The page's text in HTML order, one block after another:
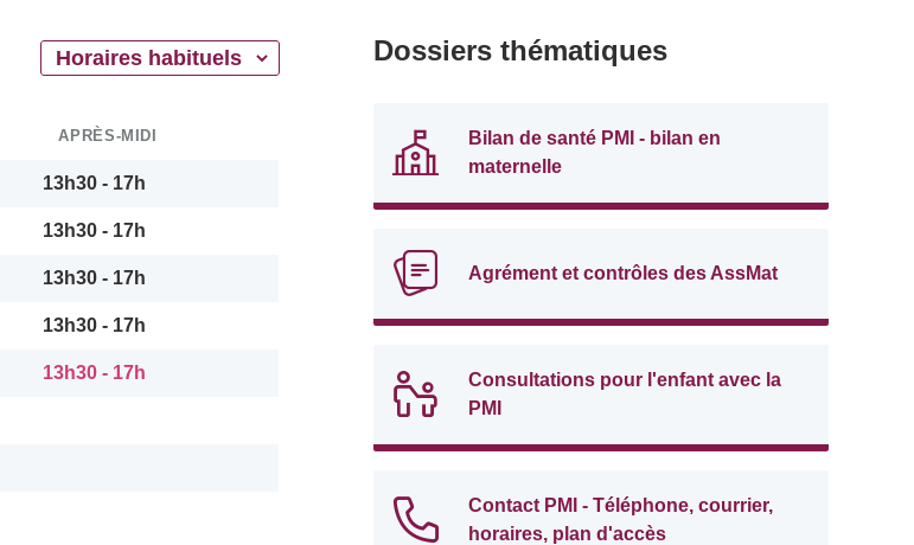
APRÈS-MIDI
13h30 - 17h
13h30 - 17h
13h30 - 17h
13h30 - 17h
13h30 - 17h
Dossiers thématiques
Bilan de santé PMI - bilan en
maternelle
Agrément et contrôles des AssMat
Consultations pour l'enfant avec la
PMI
Contact PMI - Téléphone, courrier,
horaires, plan d'accès